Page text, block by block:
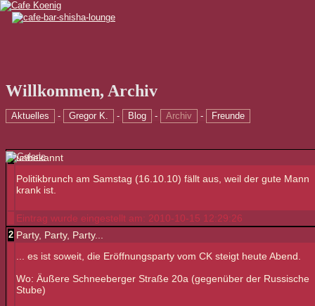
1 unbekannt
Politikbrunch am Samstag (16.10.10) fällt aus, weil der gute Mann
krank ist.
Eintrag wurde eingestellt am: 2010-10-15 12:29:26
2 Party, Party, Party...
... es ist soweit, die Eröffnungsparty vom CK steigt heute Abend.
Wo: Äußere Schneeberger Straße 20a (gegenüber der Russische
Stube)
Willkommen, Archiv
Aktuelles - Gregor K. - Blog - Archiv - Freunde